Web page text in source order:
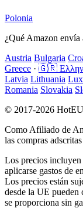
Polonia
¿Qué Amazon envía
Austria Bulgaria
Greece · 🇬🇷
Latvia Lithuania
Romania Slovakia
© 2017-2026
Como Afiliado de
las compras
Los precios
aplicarse gastos de
Los precios están
desde la UE pueden
se proporciona sin